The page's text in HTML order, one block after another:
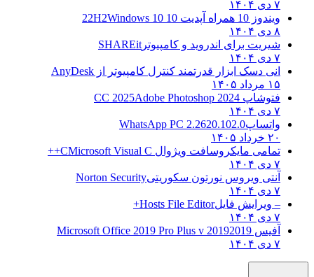
۷ دی ۱۴۰۴
ویندوز 10 همراه آپدیت 10 22H2
Windows 10
۸ دی ۱۴۰۴
شیریت برای اندروید و کامپیوتر SHAREit
۷ دی ۱۴۰۴
انی دسک ابزار قدرتمند کنترل کامپیوتر از AnyDesk
۱۵ مرداد ۱۴۰۵
فتوشاپ CC 2025 Adobe Photoshop 2024
۷ دی ۱۴۰۴
واتساپWhatsApp PC 2.2620.102.0
۲۰ خرداد ۱۴۰۵
تمامی مایکروسافت ویژوال C Microsoft Visual C++
۷ دی ۱۴۰۴
آنتی ویروس نورتون سکوریتیNorton Security
۷ دی ۱۴۰۴
– ویرایش فایلHosts File Editor+
۷ دی ۱۴۰۴
آفیس 2019 2019 Microsoft Office 2019 Pro Plus v
۷ دی ۱۴۰۴